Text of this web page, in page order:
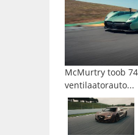
McMurtry toob
ventilaatorauto...